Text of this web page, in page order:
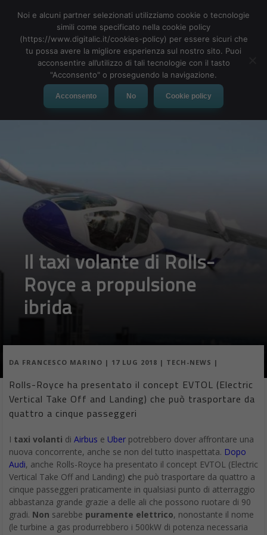
MENU
Il taxi volante di Rolls-
Royce a propulsione
ibrida
DA FRANCESCO MARINO | 17 LUG 2018 | TECH-NEWS |
Rolls-Royce ha presentato il concept EVTOL (Electric
Vertical Take Off and Landing) che può trasportare da
quattro a cinque passeggeri
I taxi volanti di Airbus e Uber potrebbero dover affrontare una
nuova concorrente, anche se non del tutto inaspettata. Dopo
Audi, anche Rolls-Royce ha presentato il concept EVTOL (Electric
Vertical Take Off and Landing) che può trasportare da quattro a
cinque passeggeri praticamente in qualsiasi punto di atterraggio
abbastanza grande grazie a delle ali che possono ruotare di 90
gradi. Non sarebbe puramente elettrico, nonostante il nome
(le turbine a gas produrrebbero i 500kW di potenza necessaria
Noi e alcuni partner selezionati utilizziamo cookie o tecnologie
simili come specificato nella cookie policy
(https://www.digitalic.it/cookies-policy) per essere sicuri che
tu possa avere la migliore esperienza sul nostro sito. Puoi
acconsentire all’utilizzo di tali tecnologie con il tasto
"Acconsento" o proseguendo la navigazione.
Acconsento No Cookie policy